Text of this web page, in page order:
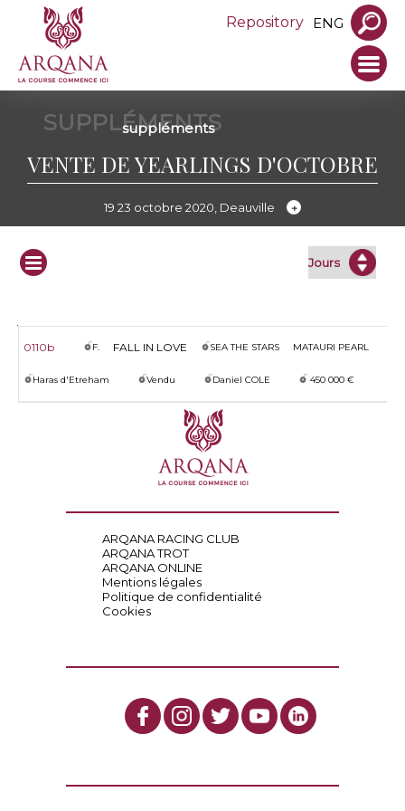
Repository ENG
SUPPLÉMENTS
suppléments
VENTE DE YEARLINGS D'OCTOBRE
19 23 octobre 2020, Deauville
Lot
S. Nom Père Mère Vendeur Issue Acheteur Enchères
0110b F. FALL IN LOVE SEA THE STARS MATAURI PEARL
Haras d'Etreham Vendu Daniel COLE 450 000 €
ARQANA RACING CLUB
ARQANA TROT
ARQANA ONLINE
Mentions légales
Politique de confidentialité
Cookies